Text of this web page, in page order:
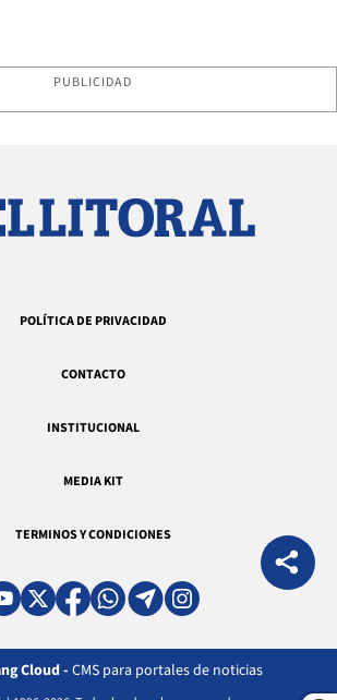
PUBLICIDAD
POLÍTICA DE PRIVACIDAD
CONTACTO
INSTITUCIONAL
MEDIA KIT
TERMINOS Y CONDICIONES
Cloud - CMS para portales de noticias